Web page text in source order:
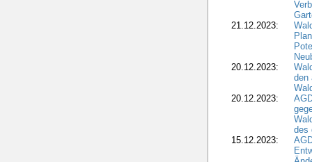
21.12.2023:
20.12.2023:
den
20.12.2023:
des
15.12.2023: